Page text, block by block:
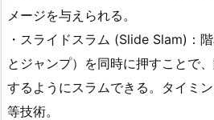
メージを与えられる。
・スライドスラム (Slide Slam)：
とジャンプ）を同時に押すことで
するようにスラムできる。タイミ
等技術。